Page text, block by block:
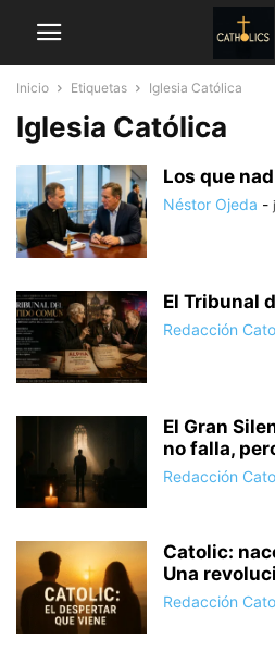
Inicio Etiquetas Iglesia Católica
Iglesia Católica
Los que
Néstor Ojeda -
El Tribunal
Redacción
El Gran
no falla,
Redacción
Catolic:
Una
Redacción